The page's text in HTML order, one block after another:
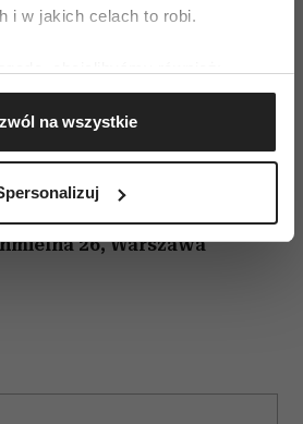
i w jakich celach to robi.
dotyczące Twojej lokalizacji
nawet do kilku metrów
urządzenie, aktywnie
wirtualny odcisk palca)
oraz ustaw własne preferencje w
cookie do spersonalizowania treści
funkcje społecznościowe i
na wszystkie
i Europę. Założyciel
a sukces Bubbleology
do wypromowania
Tajwanu w Wielkiej
26,Warszawa